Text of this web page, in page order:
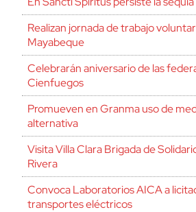
Realizan jornada de trabajo
Mayabeque
Celebrarán aniversario de las
Cienfuegos
Promueven en Granma uso de
alternativa
Visita Villa Clara Brigada de
Rivera
Convoca Laboratorios AICA a
transportes eléctricos